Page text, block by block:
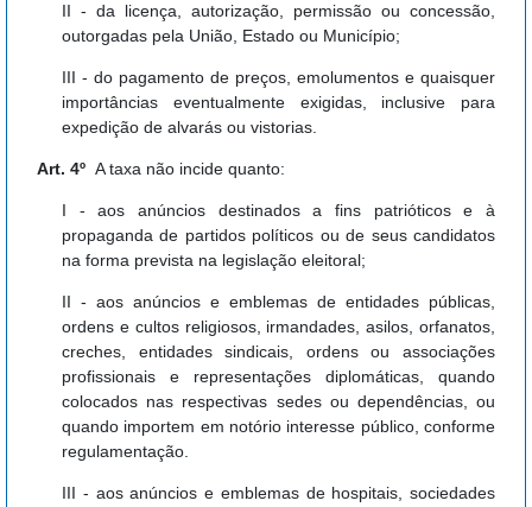
II - da licença, autorização, permissão ou concessão,
outorgadas pela União, Estado ou Município;
III - do pagamento de preços, emolumentos e quaisquer
importâncias eventualmente exigidas, inclusive para
expedição de alvarás ou vistorias.
Art. 4º A taxa não incide quanto:
I - aos anúncios destinados a fins patrióticos e à
propaganda de partidos políticos ou de seus candidatos
na forma prevista na legislação eleitoral;
II - aos anúncios e emblemas de entidades públicas,
ordens e cultos religiosos, irmandades, asilos, orfanatos,
creches, entidades sindicais, ordens ou associações
profissionais e representações diplomáticas, quando
colocados nas respectivas sedes ou dependências, ou
quando importem em notório interesse público, conforme
regulamentação.
III - aos anúncios e emblemas de hospitais, sociedades